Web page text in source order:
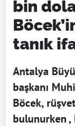
bin
tanık
Antalya
başkanı
Böcek,
bulunurken